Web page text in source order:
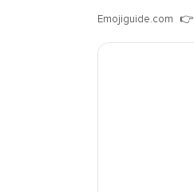
Emojiguide.com